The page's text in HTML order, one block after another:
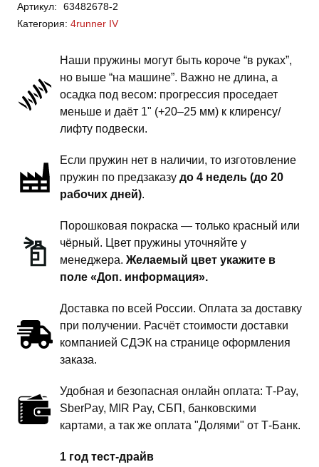
4runner
IV
пружины
передней
подвески
дюйма
комфорт
длинноходные
амортизаторы
Артикул:
63482678-2
Категория: 4runner IV
Наши пружины могут быть короче “в руках”,
но выше “на машине”. Важно не длина, а
осадка под весом: прогрессия проседает
меньше и даёт 1" (+20–25 мм) к клиренсу/
лифту подвески.
Если пружин нет в наличии, то изготовление
пружин по предзаказу до 4 недель (до 20
рабочих дней).
Порошковая покраска — только красный или
чёрный. Цвет пружины уточняйте у
менеджера. Желаемый цвет укажите в
поле «Доп. информация».
Доставка по всей России. Оплата за доставку
при получении. Расчёт стоимости доставки
компанией СДЭК на странице оформления
заказа.
Удобная и безопасная онлайн оплата: T‑Pay,
SberPay, MIR Pay, СБП, банковскими
картами, а так же оплата "Долями" от Т-Банк.
1 год тест-драйв